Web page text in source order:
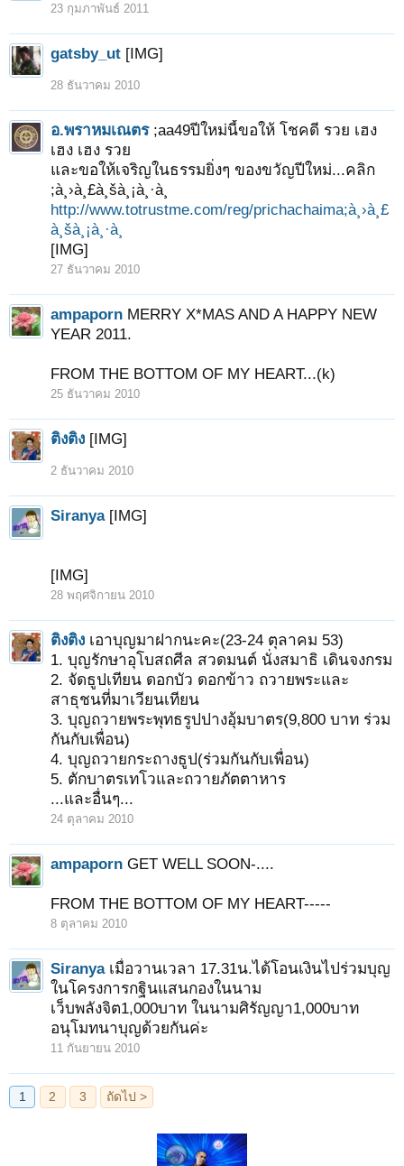
23 กุมภาพันธ์ 2011
gatsby_ut [IMG]
28 ธันวาคม 2010
อ.พราหมเณตร ;aa49ปีใหม่นี้ขอให้ โชคดี รวย เฮง
เฮง เฮง รวย
และขอให้เจริญในธรรมยิ่งๆ ของขวัญปีใหม่...คลิก
;à¸›à¸£à¸šà¸¡à¸·à¸­
http://www.totrustme.com/reg/prichachaima;à¸›à¸£
à¸šà¸¡à¸·à¸­
[IMG]
27 ธันวาคม 2010
ampaporn MERRY X*MAS AND A HAPPY NEW
YEAR 2011.
FROM THE BOTTOM OF MY HEART...(k)
25 ธันวาคม 2010
ติงติง [IMG]
2 ธันวาคม 2010
Siranya [IMG]
[IMG]
28 พฤศจิกายน 2010
ติงติง เอาบุญมาฝากนะคะ(23-24 ตุลาคม 53)
1. บุญรักษาอุโบสถศีล สวดมนต์ นั่งสมาธิ เดินจงกรม
2. จัดธูปเทียน ดอกบัว ดอกข้าว ถวายพระและ
สาธุชนที่มาเวียนเทียน
3. บุญถวายพระพุทธรูปปางอุ้มบาตร(9,800 บาท ร่วม
กันกับเพื่อน)
4. บุญถวายกระถางธูป(ร่วมกันกับเพื่อน)
5. ตักบาตรเทโวและถวายภัตตาหาร
...และอื่นๆ...
24 ตุลาคม 2010
ampaporn GET WELL SOON-....
FROM THE BOTTOM OF MY HEART-----
8 ตุลาคม 2010
Siranya เมื่อวานเวลา 17.31น.ได้โอนเงินไปร่วมบุญ
ในโครงการกฐินแสนกองในนาม
เว็บพลังจิต1,000บาท ในนามศิรัญญา1,000บาท
อนุโมทนาบุญด้วยกันค่ะ
11 กันยายน 2010
1 2 3 ถัดไป >